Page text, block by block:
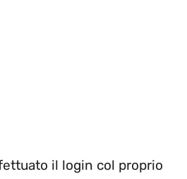
il login col proprio